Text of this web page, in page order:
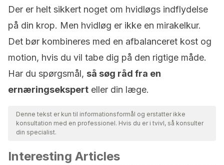
Der er helt sikkert noget om hvidløgs indflydelse
på din krop. Men hvidløg er ikke en mirakelkur.
Det bør kombineres med en afbalanceret kost og
motion, hvis du vil tabe dig på den rigtige måde.
Har du spørgsmål, så søg råd fra en
ernæringsekspert eller din læge.
Denne tekst er kun til informationsformål og erstatter ikke
konsultation med en professionel. Hvis du er i tvivl, så konsulter
din specialist.
Interesting Articles